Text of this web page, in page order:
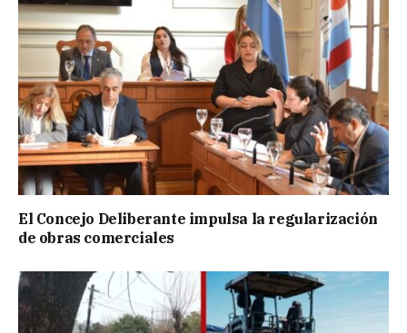
El Concejo Deliberante impulsa la regularización
de obras comerciales